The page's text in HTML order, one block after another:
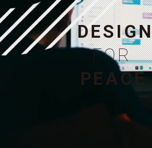
DESIGN
FOR
PEAC E